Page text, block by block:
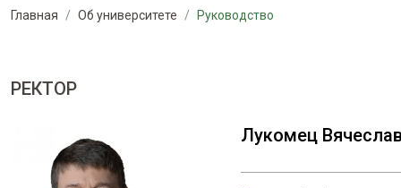
Главная Об университете Руководство
РЕКТОР
Лукомец